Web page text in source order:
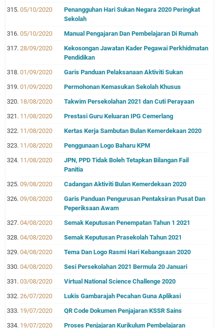
05/10/2020
Penangguhan Hari Sukan Negara 2020 Peringkat
Sekolah
05/10/2020
Manual Pengajaran Dan Pembelajaran Di Rumah
28/09/2020
Kekosongan Jawatan Kader Pegawai Perkhidmatan
Pendidikan
01/09/2020
Garis Panduan Pelaksanaan Aktiviti Sukan
01/09/2020
Permohonan Kemasukan Sekolah Khusus
18/08/2020
Takwim Persekolahan 2021 dan Cuti Perayaan
11/08/2020
Prestasi Guru Keluaran IPG Cemerlang
11/08/2020
Kertas Kerja Sambutan Bulan Kemerdekaan 2020
11/08/2020
Penggunaan Logo Baharu KPM
11/08/2020
JPN, PPD Tidak Boleh Tetapkan Bilangan Fail
Panitia
09/08/2020
Cadangan Aktiviti Bulan Kemerdekaan 2020
09/08/2020
Garis Panduan Pengurusan Pentaksiran Pusat Dan
Peperiksaan Awam
04/08/2020
Semak Keputusan Penempatan Tahun 1 2021
04/08/2020
Semak Keputusan Prasekolah Tahun 2021
04/08/2020
Tema Dan Logo Rasmi Hari Kebangsaan 2020
04/08/2020
Sesi Persekolahan 2021 Bermula 20 Januari
03/08/2020
Virtual National Science Challenge 2020
26/07/2020
Lukis Gambarajah Pecahan Guna Aplikasi
19/07/2020
QR Code Dokumen Penjajaran KSSR Sains
19/07/2020
Proses Penjajaran Kurikulum Pembelajaran